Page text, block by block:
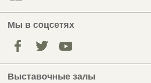
Мы в соцсетях
Выставочные залы